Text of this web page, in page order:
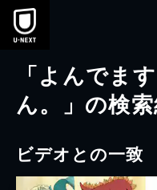
本文へスキップ
「よんでま
ん。」の検
ビデオとの一致